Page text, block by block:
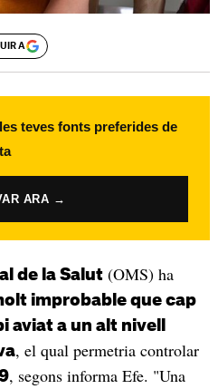
A
teves fonts preferides de
ARA →
de la Salut(OMS) ha
improbable que cap
aviat a un alt nivell
, el qual permetria controlar
, segons informa Efe. "Una